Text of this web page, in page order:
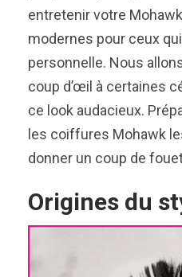
entretenir votre
modernes pour ceux
personnelle. Nous
coup d’œil à certaines
ce look audacieux.
les coiffures Mohawk
donner un coup de
Origines du